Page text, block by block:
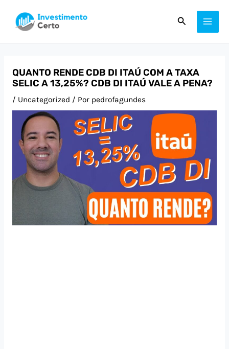
para
Pesquisar
QUANTO RENDE CDB DI ITAÚ COM A TAXA
SELIC A 13,25%? CDB DI ITAÚ VALE A PENA?
/ Uncategorized / Por pedrofagundes
navigation